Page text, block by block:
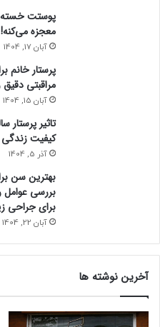
پوستت خسته
معجزه می‌کنه!
آبان 17, 1404
پرستار خانم
مراقبتی
آبان 15, 1404
تاثیر
کیفیت زندگی
آذر 5, 1404
بررسی عوامل
برای جراحی
آبان 22, 1404
آخرین نوشته ها